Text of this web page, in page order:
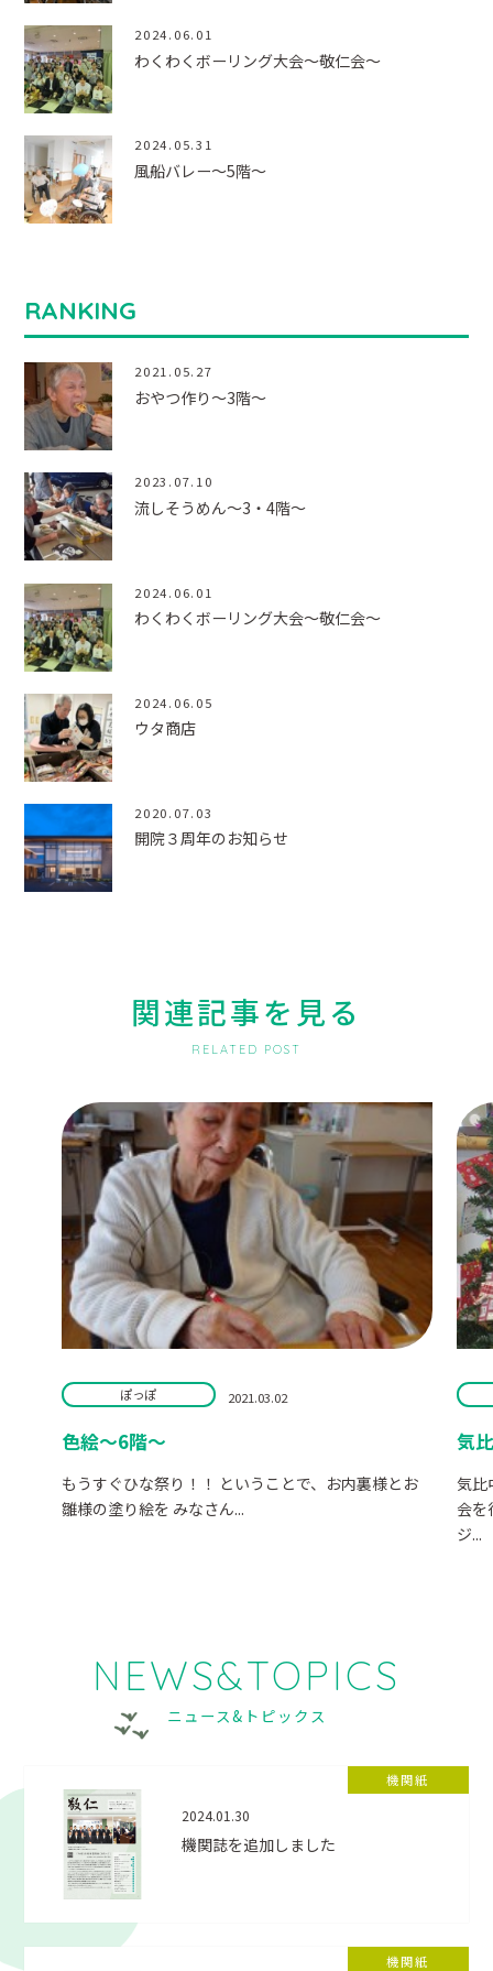
2024.06.01
わくわくボーリング大会～敬仁会～
2024.05.31
風船バレー～5階～
RANKING
2021.05.27
おやつ作り～3階～
2023.07.10
流しそうめん～3・4階～
2024.06.01
わくわくボーリング大会～敬仁会～
2024.06.05
ウタ商店
2020.07.03
開院３周年のお知らせ
関連記事を見る
RELATED POST
ぽっぽ 2021.03.02
色絵～6階～
もうすぐひな祭り！！ ということで、お内裏様とお
雛様の塗り絵を みなさん...
気
気比
会を
ジ...
NEWS&TOPICS
ニュース&トピックス
機関紙
2024.01.30
機関誌を追加しました
機関紙